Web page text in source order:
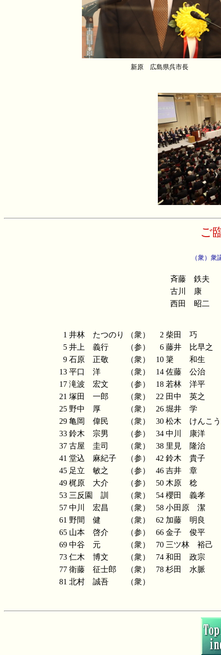
新原 広島県呉市長
ご
（衆）
斉藤 鉄夫
古川 康
西田 昭二
1 井林 たつのり （衆） 2 柴田 巧
5 井上 義行 （参） 6 藤井 比早之
9 石原 正敬 （衆） 10 簗 和生
13 平口 洋 （衆） 14 佐藤 公治
17 滝波 宏文 （参） 18 若林 洋平
21 塚田 一郎 （衆） 22 田中 英之
25 野中 厚 （衆） 26 堀井 学
29 亀岡 偉民 （衆） 30 松木 けんこう
33 鈴木 宗男 （参） 34 中川 康洋
37 古屋 圭司 （衆） 38 里見 隆治
41 堂込 麻紀子 （参） 42 鈴木 貴子
45 足立 敏之 （参） 46 吉井 章
49 梶原 大介 （参） 50 木原 稔
53 三反園 訓 （衆） 54 櫻田 義孝
57 中川 宏昌 （衆） 58 小田原 潔
61 野間 健 （衆） 62 加藤 明良
65 山本 啓介 （参） 66 金子 俊平
69 中谷 元 （衆） 70 三ツ林 裕己
73 仁木 博文 （衆） 74 和田 政宗
77 衛藤 征士郎 （衆） 78 杉田 水脈
81 北村 誠吾 （衆）